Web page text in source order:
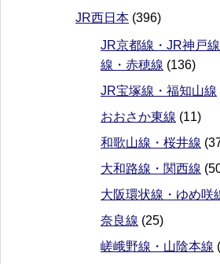
JR西日本 (396)
JR京都線・JR神戸
線・赤穂線 (136)
JR宝塚線・福知山線
おおさか東線 (11)
和歌山線・桜井線
大和路線・関西線
大阪環状線・ゆめ咲
奈良線 (25)
嵯峨野線・山陰本線